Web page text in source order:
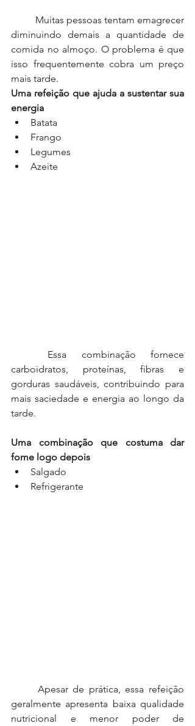
diminuindo demais a quantidade de
comida no almoço. O problema é que
isso frequentemente cobra um preço
mais tarde.
Uma refeição que ajuda a sustentar sua
energia
Batata
Frango
Legumes
Azeite
carboidratos, proteínas, fibras e
gorduras saudáveis, contribuindo para
mais saciedade e energia ao longo da
tarde.
Uma combinação que costuma dar
fome logo depois
Salgado
Refrigerante
geralmente apresenta baixa qualidade
nutricional e menor poder de